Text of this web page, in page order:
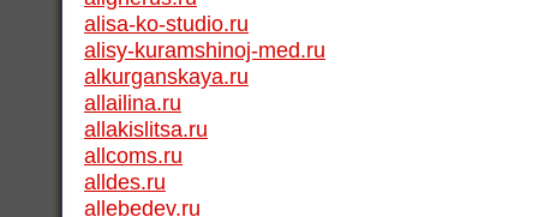
alisa-ko-studio.ru
alisy-kuramshinoj-med.ru
alkurganskaya.ru
allailina.ru
allakislitsa.ru
allcoms.ru
alldes.ru
allebedev.ru